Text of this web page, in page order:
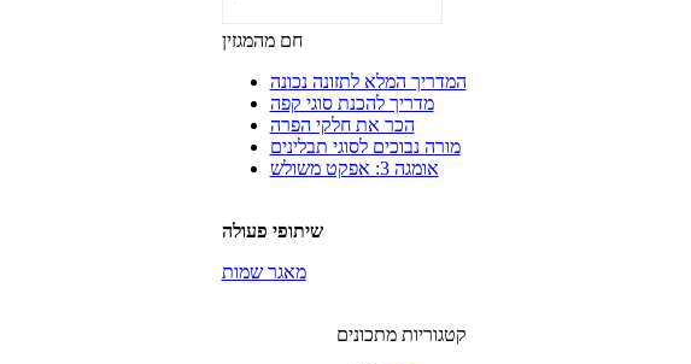
חם מהמגזין
המדריך המלא לתזונה נכונה
מדריך להכנת סוגי קפה
הכר את חלקי הפרה
מורה נבוכים לסוגי תבלינים
אומגה 3: אפקט משולש
שיתופי פעולה
מאגר שמות
קטגוריות מתכונים